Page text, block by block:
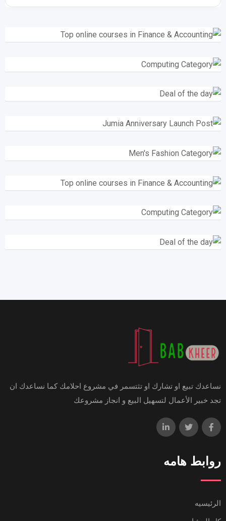
نساعدك تبيع او تشارك او تثتسمر في مشروع احلامك كما نساعدك ان
تجد خبير الأعمال لتسهيل البيع و انجاز مشروعك
روابط هامه
الرئيسيه